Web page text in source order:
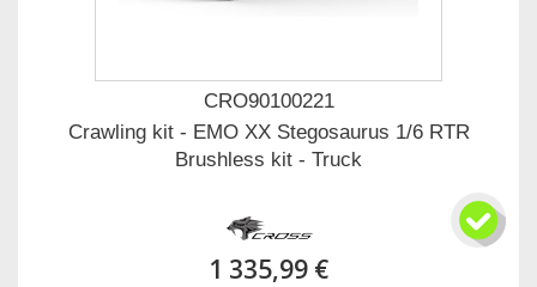
CRO90100221
Crawling kit - EMO XX Stegosaurus 1/6 RTR
Brushless kit - Truck
1 335,99 €